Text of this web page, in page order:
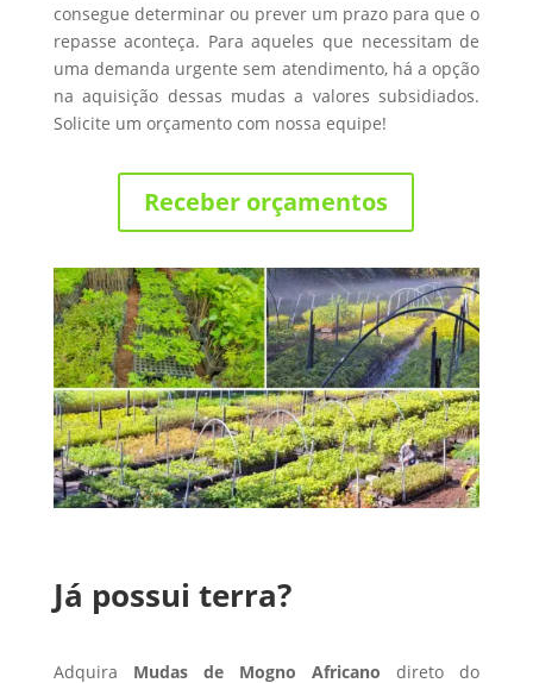
consegue determinar ou prever um prazo para que o
repasse aconteça. Para aqueles que necessitam de
uma demanda urgente sem atendimento, há a opção
na aquisição dessas mudas a valores subsidiados.
Solicite um orçamento com nossa equipe!
Receber orçamentos
Já possui terra?
Adquira Mudas de Mogno Africano direto do